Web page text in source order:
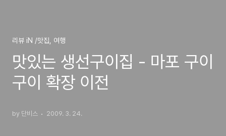
리뷰 iN /맛집, 여행
맛있는 생선구이집 - 마포 구이
구이 확장 이전
by 단비스 2009. 3. 24.